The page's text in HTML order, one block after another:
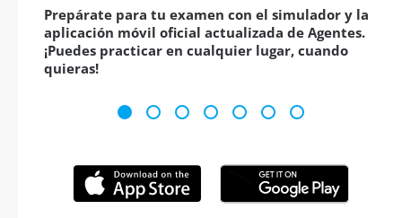
Prepárate para tu examen con el simulador y la
aplicación móvil oficial actualizada de Agentes.
¡Puedes practicar en cualquier lugar, cuando
quieras!